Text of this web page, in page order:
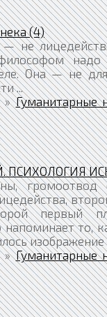
(4)
не
Она — не
...
Гуманитарные
ПСИХОЛОГИЯ
громоотвод
первый
то,
изображение
Гуманитарные